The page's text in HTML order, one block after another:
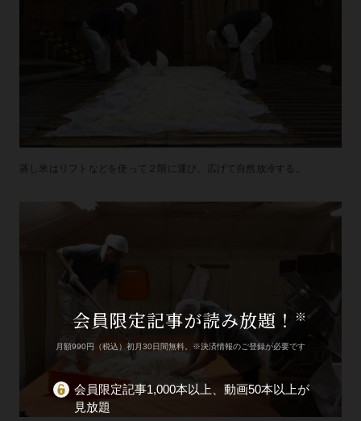
蒸し米はリフトなどを使って２階に運び、広げて自然放冷する。
会員限定記事が読み放題！ ※
月額990円（税込）初月30日間無料。※決済情報のご登録が必要です
会員限定記事1,000本以上、動画50本以上が
見放題